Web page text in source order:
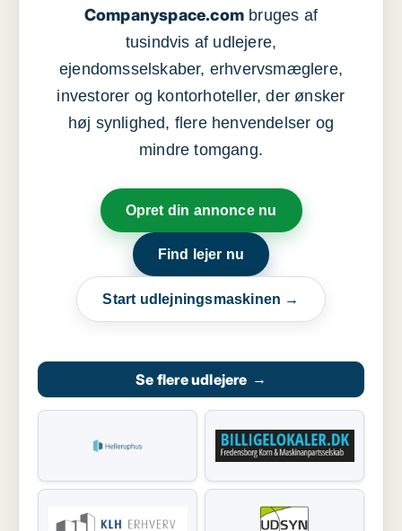
Companyspace.com bruges af
tusindvis af udlejere,
ejendomsselskaber, erhvervsmæglere,
investorer og kontorhoteller, der ønsker
høj synlighed, flere henvendelser og
mindre tomgang.
Opret din annonce nu
Find lejer nu
Start udlejningsmaskinen →
Se flere udlejere →